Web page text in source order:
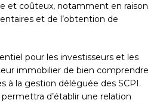
et coûteux, notamment en raison
et de l’obtention de
pour les investisseurs et les
immobilier de bien comprendre
à la gestion déléguée des SCPI.
d’établir une relation